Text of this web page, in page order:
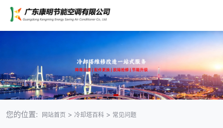
您的位置: 网站首页 > 冷却塔百科> 常见问题